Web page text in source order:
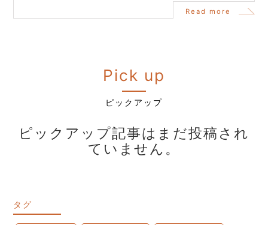
Read more
Pick up
ピックアップ
ピックアップ記事はまだ投稿され
ていません。
タグ